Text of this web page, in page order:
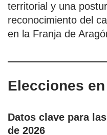
territorial y una
reconocimiento del
en la Franja de
Elecciones
Datos clave para
de 2026